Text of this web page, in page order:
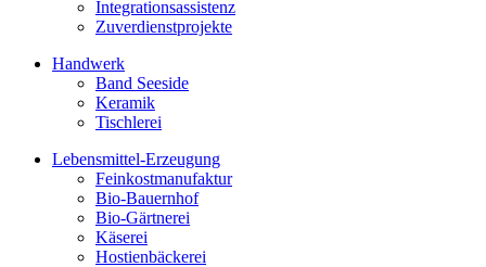
Integrationsassistenz
Zuverdienstprojekte
Handwerk
Band Seeside
Keramik
Tischlerei
Lebensmittel-Erzeugung
Feinkostmanufaktur
Bio-Bauernhof
Bio-Gärtnerei
Käserei
Hostienbäckerei